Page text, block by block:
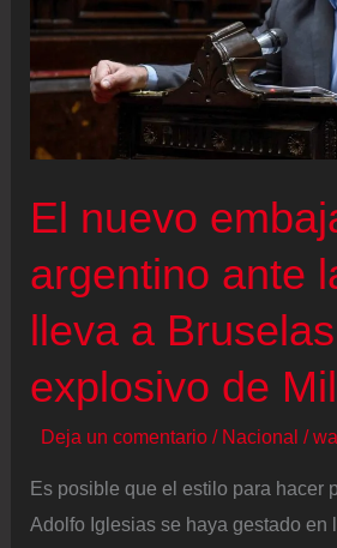
El nuevo
argentino ante
lleva a
explosivo de
Deja un comentario / Nacional /
Es posible que el estilo para hacer
Adolfo Iglesias se haya gestado en